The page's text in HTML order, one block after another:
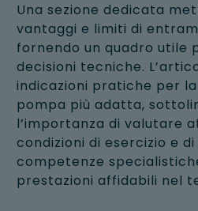
Una sezione dedicata
vantaggi e limiti di
fornendo un quadro utile
decisioni tecniche.
indicazioni pratiche per
pompa più adatta,
l’importanza di valutare
condizioni di esercizio e
competenze
prestazioni affidabili nel